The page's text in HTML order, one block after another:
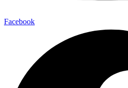
Facebook